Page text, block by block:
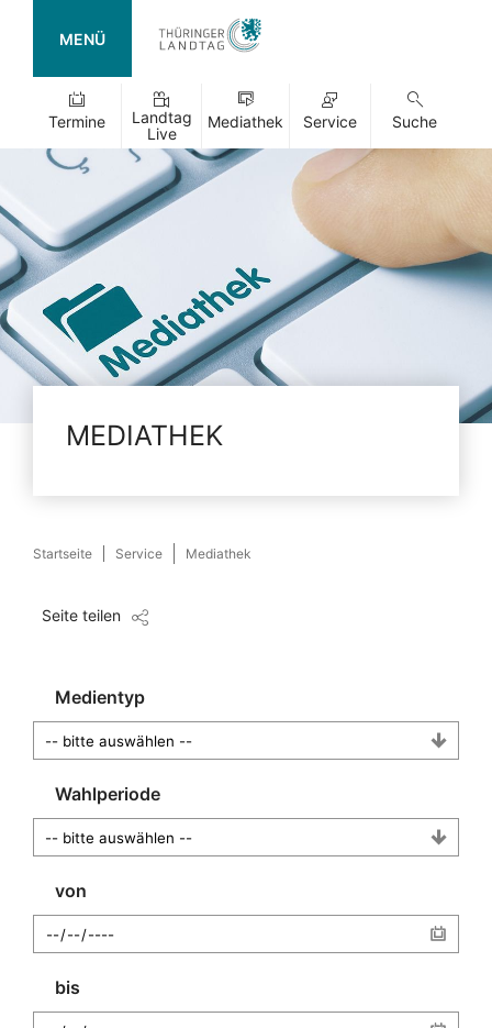
MENÜ
Termine
Landtag
Live
Mediathek Service Suche
MEDIATHEK
Startseite Service Mediathek
Seite teilen
Medientyp
Wahlperiode
von
bis